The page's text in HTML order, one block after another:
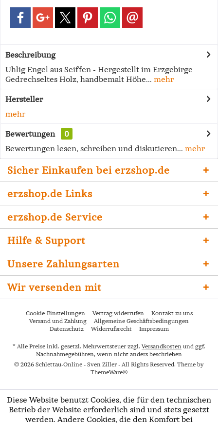
Beschreibung
Uhlig Engel aus Seiffen - Hergestellt im Erzgebirge
Gedrechseltes Holz, handbemalt Höhe... mehr
Hersteller
mehr
Bewertungen
0
Bewertungen lesen, schreiben und diskutieren... mehr
Sicher Einkaufen bei erzshop.de
erzshop.de Links
erzshop.de Service
Hilfe & Support
Unsere Zahlungsarten
Wir versenden mit
Cookie-Einstellungen Vertrag widerrufen
Kontakt zu uns
Versand und Zahlung
Allgemeine Geschäftsbedingungen
Datenschutz
Widerrufsrecht Impressum
* Alle Preise inkl. gesetzl. Mehrwertsteuer zzgl. Versandkosten und ggf.
Nachnahmegebühren, wenn nicht anders beschrieben
© 2026 Schlettau-Online - Sven Ziller - All Rights Reserved. Theme by
ThemeWare®
Diese Website benutzt Cookies, die für den technischen
Betrieb der Website erforderlich sind und stets gesetzt
werden. Andere Cookies, die den Komfort bei